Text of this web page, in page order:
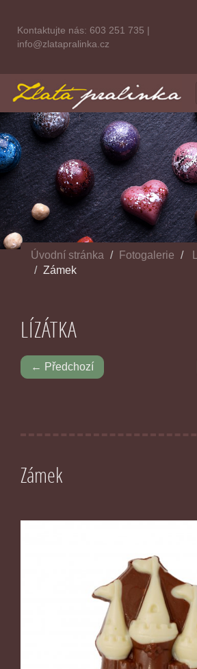
Kontaktujte nás: 603 251 735 |
info@zlatapralinka.cz
Úvodní stránka Fotogalerie
Zámek
LÍZÁTKA
← Předchozí
Zámek